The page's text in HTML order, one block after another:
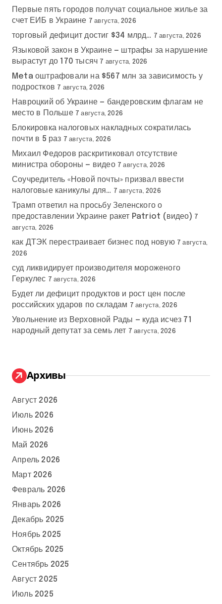
Первые пять городов получат социальное жилье за
счет ЕИБ в Украине 7 августа, 2026
торговый дефицит достиг $34 млрд… 7 августа, 2026
Языковой закон в Украине — штрафы за нарушение
вырастут до 170 тысяч 7 августа, 2026
Meta оштрафовали на $567 млн за зависимость у
подростков 7 августа, 2026
Навроцкий об Украине — бандеровским флагам не
место в Польше 7 августа, 2026
Блокировка налоговых накладных сократилась
почти в 5 раз 7 августа, 2026
Михаил Федоров раскритиковал отсутствие
министра обороны — видео 7 августа, 2026
Соучредитель «Новой почты» призвал ввести
налоговые каникулы для… 7 августа, 2026
Трамп ответил на просьбу Зеленского о
предоставлении Украине ракет Patriot (видео) 7
августа, 2026
как ДТЭК перестраивает бизнес под новую 7 августа,
2026
суд ликвидирует производителя мороженого
Геркулес 7 августа, 2026
Будет ли дефицит продуктов и рост цен после
российских ударов по складам 7 августа, 2026
Увольнение из Верховной Рады — куда исчез 71
народный депутат за семь лет 7 августа, 2026
Архивы
Август 2026
Июль 2026
Июнь 2026
Май 2026
Апрель 2026
Март 2026
Февраль 2026
Январь 2026
Декабрь 2025
Ноябрь 2025
Октябрь 2025
Сентябрь 2025
Август 2025
Июль 2025